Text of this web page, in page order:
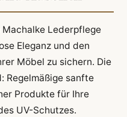
Lederpflege
Eleganz und den
Möbel zu sichern. Die
Regelmäßige sanfte
Produkte für Ihre
UV-Schutzes.